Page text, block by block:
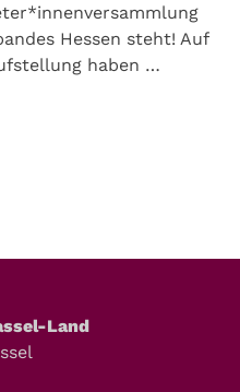
Hessen steht! Auf
haben …
Land